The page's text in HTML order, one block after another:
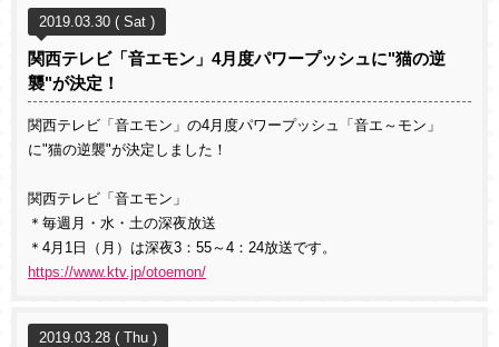
2019.03.30 ( Sat )
関西テレビ「音エモン」4月度パワープッシュに"猫の逆
襲"が決定！
関西テレビ「音エモン」の4月度パワープッシュ「音エ～モン」
に"猫の逆襲"が決定しました！
関西テレビ「音エモン」
＊毎週月・水・土の深夜放送
＊4月1日（月）は深夜3：55～4：24放送です。
https://www.ktv.jp/otoemon/
2019.03.28 ( Thu )